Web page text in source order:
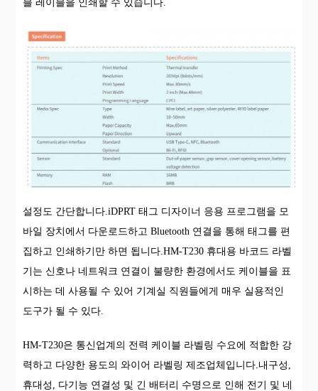
블 레이블을 인쇄할 수 있습니다.
설정도 간단합니다.iDPRT 태그 디자이너 응용 프로그램을 모
바일 장치에서 다운로드하고 Bluetooth 연결을 통해 태그를 편
집하고 인쇄하기만 하면 됩니다.HM-T230 휴대용 바코드 라벨
기는 신호나 네트워크 연결이 불량한 환경에서도 케이블을 표
시하는 데 사용될 수 있어 기계실 직원들에게 매우 실용적인
도구가 될 수 있다.
HM-T230은 통신업계의 전력 케이블 라벨링 수요에 적합한 강
력하고 다양한 용도의 와이어 라벨링 제조업체입니다.내구성,
휴대성, 다기능 연결성 및 긴 배터리 수명으로 인해 전기 및 네